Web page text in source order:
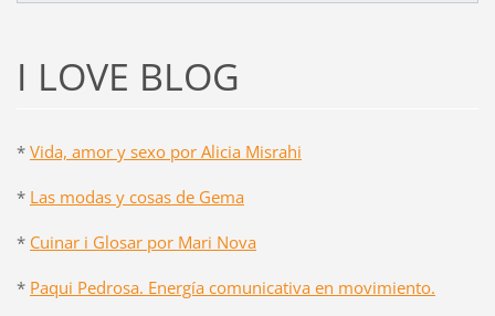
I LOVE BLOG
* Vida, amor y sexo por Alicia Misrahi
* Las modas y cosas de Gema
* Cuinar i Glosar por Mari Nova
* Paqui Pedrosa. Energía comunicativa en movimiento.